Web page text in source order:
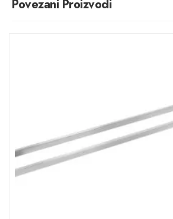
Povezani Proizvodi